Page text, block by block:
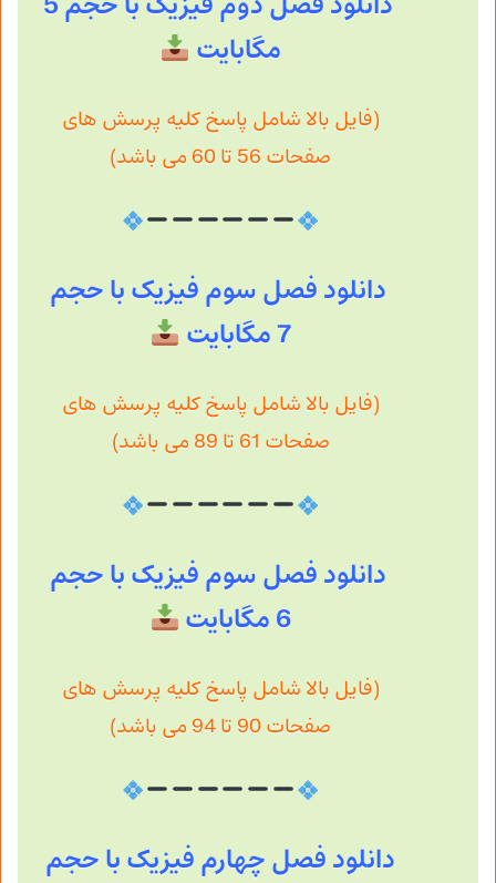
مگابایت
(فایل بالا شامل پاسخ کلیه پرسش های
صفحات 56 تا 60 می باشد)
دانلود فصل سوم فیزیک با حجم
7 مگابایت
(فایل بالا شامل پاسخ کلیه پرسش های
صفحات 61 تا 89 می باشد)
دانلود فصل سوم فیزیک با حجم
6 مگابایت
(فایل بالا شامل پاسخ کلیه پرسش های
صفحات 90 تا 94 می باشد)
دانلود فصل چهارم فیزیک با حجم